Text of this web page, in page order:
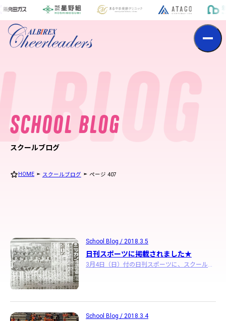
hool
BLOG
SCHOOL BLOG
スクールブログ
HOME スクールブログ ページ 407
School Blog / 2018.3.5
日刊スポーツに掲載されました★
School Blog / 2018.3.4